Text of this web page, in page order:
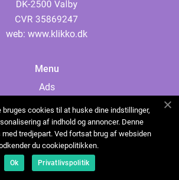
web: www.klikko.dk
Menu
Ads
Cookies
Contact
Sitemap
bruges cookies til at huske dine indstillinger,
af indhold og annoncer. Denne
tredjepart. Ved fortsat brug af websiden
du cookiepolitikken.
Ok Privatlivspolitik